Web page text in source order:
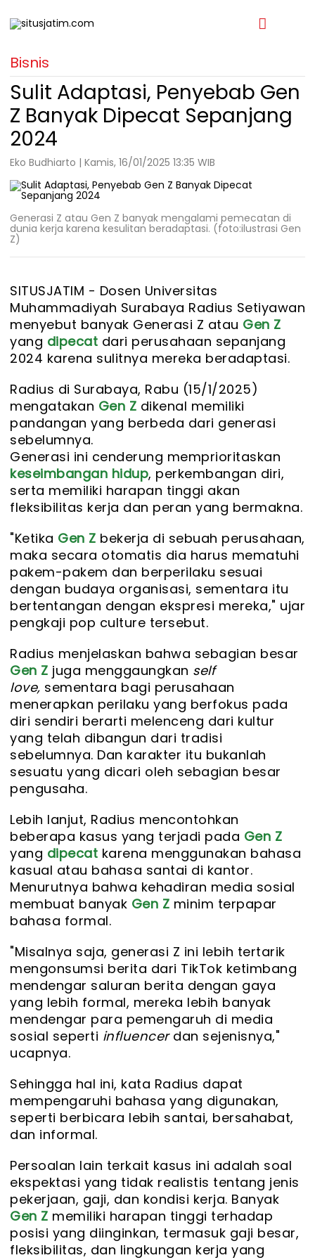
Bisnis
Sulit Adaptasi, Penyebab Gen
Z Banyak Dipecat Sepanjang
2024
Eko Budhiarto | Kamis, 16/01/2025 13:35 WIB
Generasi Z atau Gen Z banyak mengalami pemecatan di
dunia kerja karena kesulitan beradaptasi. (foto:ilustrasi Gen
Z)
SITUSJATIM - Dosen Universitas
Muhammadiyah Surabaya Radius Setiyawan
menyebut banyak Generasi Z atau Gen Z
yang dipecat dari perusahaan sepanjang
2024 karena sulitnya mereka beradaptasi.
Radius di Surabaya, Rabu (15/1/2025)
mengatakan Gen Z dikenal memiliki
pandangan yang berbeda dari generasi
sebelumnya.
Generasi ini cenderung memprioritaskan
keseimbangan hidup, perkembangan diri,
serta memiliki harapan tinggi akan
fleksibilitas kerja dan peran yang bermakna.
"Ketika Gen Z bekerja di sebuah perusahaan,
maka secara otomatis dia harus mematuhi
pakem-pakem dan berperilaku sesuai
dengan budaya organisasi, sementara itu
bertentangan dengan ekspresi mereka," ujar
pengkaji pop culture tersebut.
Radius menjelaskan bahwa sebagian besar
Gen Z juga menggaungkan self
love, sementara bagi perusahaan
menerapkan perilaku yang berfokus pada
diri sendiri berarti melenceng dari kultur
yang telah dibangun dari tradisi
sebelumnya. Dan karakter itu bukanlah
sesuatu yang dicari oleh sebagian besar
pengusaha.
Lebih lanjut, Radius mencontohkan
beberapa kasus yang terjadi pada Gen Z
yang dipecat karena menggunakan bahasa
kasual atau bahasa santai di kantor.
Menurutnya bahwa kehadiran media sosial
membuat banyak Gen Z minim terpapar
bahasa formal.
"Misalnya saja, generasi Z ini lebih tertarik
mengonsumsi berita dari TikTok ketimbang
mendengar saluran berita dengan gaya
yang lebih formal, mereka lebih banyak
mendengar para pemengaruh di media
sosial seperti influencerdan sejenisnya,"
ucapnya.
Sehingga hal ini, kata Radius dapat
mempengaruhi bahasa yang digunakan,
seperti berbicara lebih santai, bersahabat,
dan informal.
Persoalan lain terkait kasus ini adalah soal
ekspektasi yang tidak realistis tentang jenis
pekerjaan, gaji, dan kondisi kerja. Banyak
Gen Z memiliki harapan tinggi terhadap
posisi yang diinginkan, termasuk gaji besar,
fleksibilitas, dan lingkungan kerja yang